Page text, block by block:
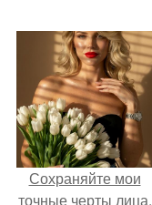
Сохраняйте мои
точные черты лица,